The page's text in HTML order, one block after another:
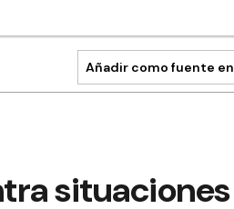
Añadir como fuente en
situaciones